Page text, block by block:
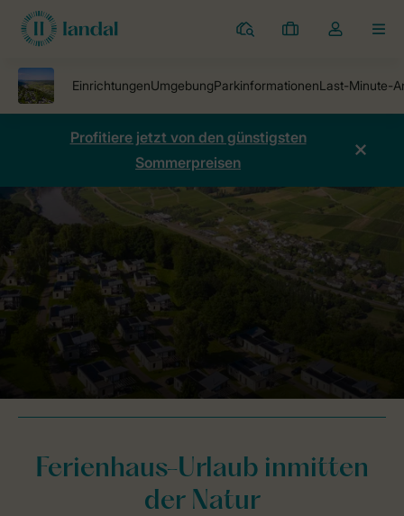
Ferienparks
Meine
Dropdown-
öffnen
Profitiere jetzt von den günstigsten
Sommerpreisen
Ferienparks Ferienpark Mont Royal Preise vergleichen
Ferienhaus-Urlaub inmitten
der Natur